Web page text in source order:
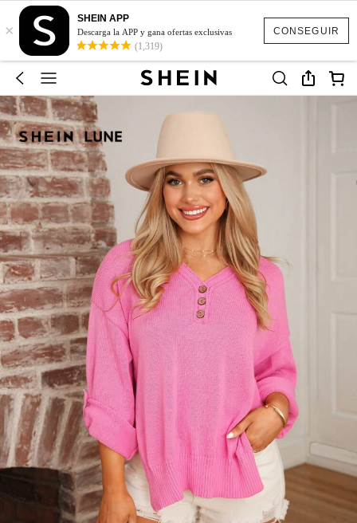
CONSEGUIR
×
SHEIN APP
Descarga la APP y gana ofertas exclusivas
(1,319)